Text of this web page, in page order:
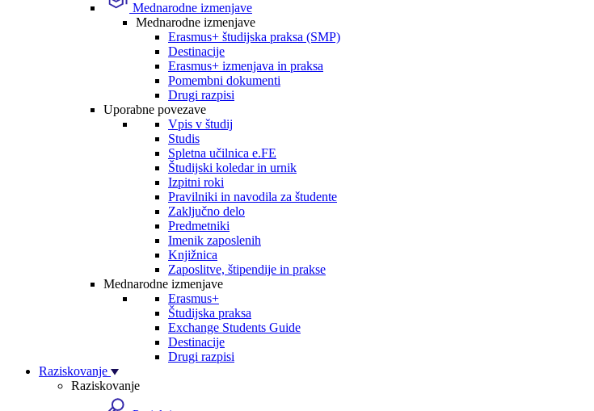
Mednarodne izmenjave
Mednarodne izmenjave
Erasmus+ študijska praksa (SMP)
Destinacije
Erasmus+ izmenjava in praksa
Pomembni dokumenti
Drugi razpisi
Uporabne povezave
Vpis v študij
Studis
Spletna učilnica e.FE
Študijski koledar in urnik
Izpitni roki
Pravilniki in navodila za študente
Zaključno delo
Predmetniki
Imenik zaposlenih
Knjižnica
Zaposlitve, štipendije in prakse
Mednarodne izmenjave
Erasmus+
Študijska praksa
Exchange Students Guide
Destinacije
Drugi razpisi
Raziskovanje
Raziskovanje